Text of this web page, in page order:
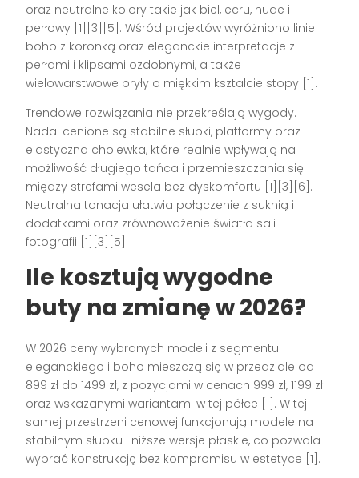
oraz neutralne kolory takie jak biel, ecru, nude i
perłowy [1][3][5]. Wśród projektów wyróżniono linie
boho z koronką oraz eleganckie interpretacje z
perłami i klipsami ozdobnymi, a także
wielowarstwowe bryły o miękkim kształcie stopy [1].
Trendowe rozwiązania nie przekreślają wygody.
Nadal cenione są stabilne słupki, platformy oraz
elastyczna cholewka, które realnie wpływają na
możliwość długiego tańca i przemieszczania się
między strefami wesela bez dyskomfortu [1][3][6].
Neutralna tonacja ułatwia połączenie z suknią i
dodatkami oraz zrównoważenie światła sali i
fotografii [1][3][5].
Ile kosztują wygodne
buty na zmianę w 2026?
W 2026 ceny wybranych modeli z segmentu
eleganckiego i boho mieszczą się w przedziale od
899 zł do 1499 zł, z pozycjami w cenach 999 zł, 1199 zł
oraz wskazanymi wariantami w tej półce [1]. W tej
samej przestrzeni cenowej funkcjonują modele na
stabilnym słupku i niższe wersje płaskie, co pozwala
wybrać konstrukcję bez kompromisu w estetyce [1].